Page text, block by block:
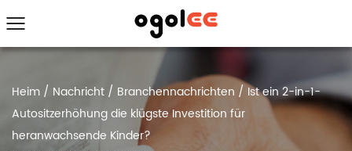
Heim / Nachricht / Branchennachrichten / Ist ein 2-in-1-
Autositzerhöhung die klügste Investition für
heranwachsende Kinder?